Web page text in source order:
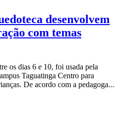
desenvolvem
com temas
os dias 6 e 10, foi usada pela
Taguatinga Centro para
De acordo com a pedagoga...